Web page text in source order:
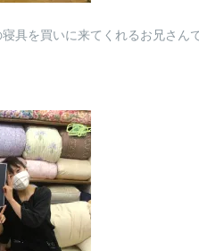
具を買いに来てくれるお兄さん